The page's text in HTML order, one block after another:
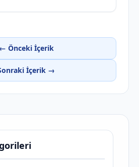
← Önceki İçerik
İçerik →